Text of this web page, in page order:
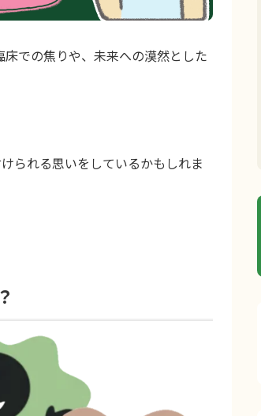
床での焦りや、未来への漠然とした
られる思いをしているかもしれま